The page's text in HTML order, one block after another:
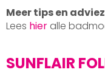
Meer tips en
Lees hier alle
SUNFLAIR